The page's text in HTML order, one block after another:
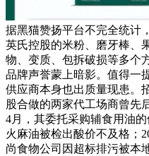
据黑猫赞扬平台不完全统计
英氏控股的米粉、磨牙棒、
物、变质、包拆破损等多个
品牌声誉蒙上暗影。值得一
供应商本身也出质量现患。
股合做的两家代工场商曾先
4月，其委托采购辅食用油
火麻油被检出酸价不及格；
尚食物公司因超标排污被本